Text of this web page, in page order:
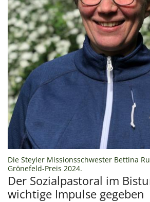
Die Steyler Missionsschwester Bettina
Grönefeld-Preis 2024.
Der Sozialpastoral im
wichtige Impulse gegeben